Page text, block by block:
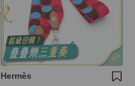
Hermès